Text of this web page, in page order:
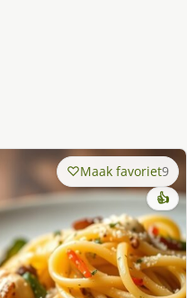
Maak favoriet9
👍